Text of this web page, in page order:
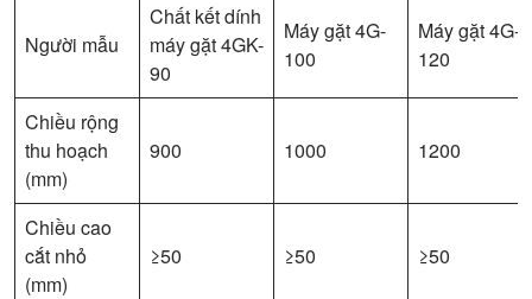
Người mẫu
Chất kết dính
máy gặt 4GK-
90
Máy gặt 4G-
100
Máy gặt 4G-
120
Chiều rộng
thu hoạch
(mm)
900 1000 1200
Chiều cao
cắt nhỏ
(mm)
≥50 ≥50 ≥50